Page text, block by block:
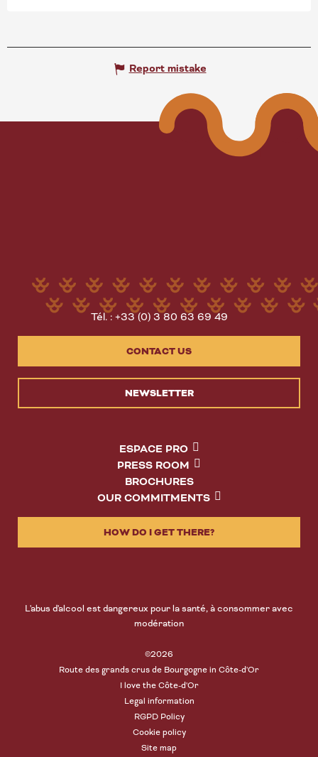
Report mistake
Tél. : +33 (0) 3 80 63 69 49
CONTACT US
NEWSLETTER
ESPACE PRO
PRESS ROOM
BROCHURES
OUR COMMITMENTS
HOW DO I GET THERE?
L'abus d'alcool est dangereux pour la santé, à consommer avec
modération
©2026
Route des grands crus de Bourgogne in Côte-d'Or
I love the Côte-d'Or
Legal information
RGPD Policy
Cookie policy
Site map